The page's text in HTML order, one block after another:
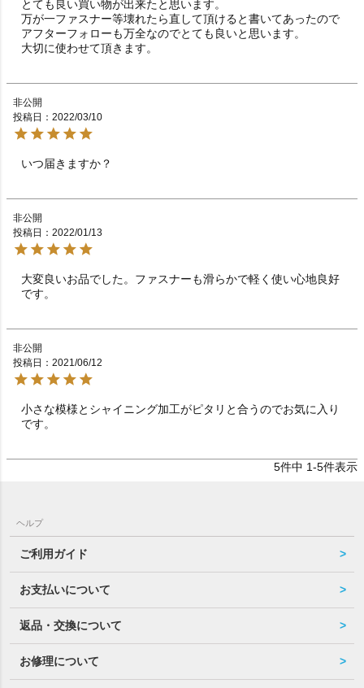
とても良い買い物が出来たと思います。
万が一ファスナー等壊れたら直して頂けると書いてあったので
アフターフォローも万全なのでとても良いと思います。
大切に使わせて頂きます。
非公開
投稿日
2022/03/10
いつ届きますか？
非公開
投稿日
2022/01/13
大変良いお品でした。ファスナーも滑らかで軽く使い心地良好
です。
非公開
投稿日
2021/06/12
小さな模様とシャイニング加工がピタリと合うのでお気に入り
です。
5件中 1-5件表示
ヘルプ
ご利用ガイド
お支払いについて
返品・交換について
お修理について